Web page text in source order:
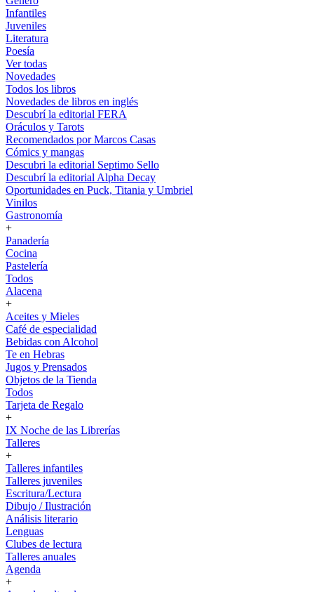
Infantiles
Juveniles
Literatura
Poesía
Ver todas
Novedades
Todos los libros
Novedades de libros en inglés
Descubrí la editorial FERA
Oráculos y Tarots
Recomendados por Marcos Casas
Cómics y mangas
Descubri la editorial Septimo Sello
Descubrí la editorial Alpha Decay
Oportunidades en Puck, Titania y Umbriel
Vinilos
Gastronomía
+
Panadería
Cocina
Pastelería
Todos
Alacena
+
Aceites y Mieles
Café de especialidad
Bebidas con Alcohol
Te en Hebras
Jugos y Prensados
Objetos de la Tienda
Todos
Tarjeta de Regalo
+
IX Noche de las Librerías
Talleres
+
Talleres infantiles
Talleres juveniles
Escritura/Lectura
Dibujo / Ilustración
Análisis literario
Lenguas
Clubes de lectura
Talleres anuales
Agenda
+